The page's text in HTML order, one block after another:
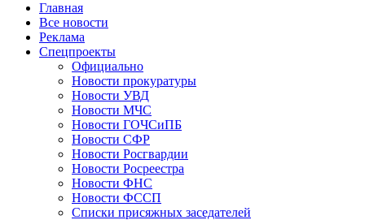
Главная
Все новости
Реклама
Спецпроекты
Официально
Новости прокуратуры
Новости УВД
Новости МЧС
Новости ГОЧСиПБ
Новости СФР
Новости Росгвардии
Новости Росреестра
Новости ФНС
Новости ФССП
Списки присяжных заседателей